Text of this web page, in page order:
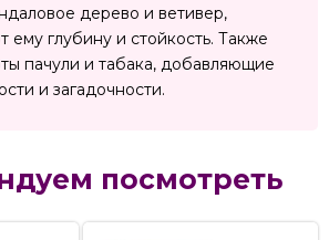
дерево и ветивер,
ему глубину и стойкость. Также
пачули и табака, добавляющие
и загадочности.
посмотреть